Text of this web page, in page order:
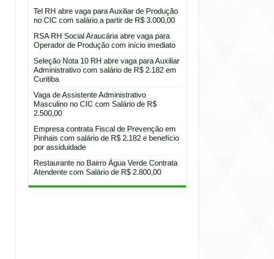
Tel RH abre vaga para Auxiliar de Produção
no CIC com salário a partir de R$ 3.000,00
RSA RH Social Araucária abre vaga para
Operador de Produção com início imediato
Seleção Nota 10 RH abre vaga para Auxiliar
Administrativo com salário de R$ 2.182 em
Curitiba
Vaga de Assistente Administrativo
Masculino no CIC com Salário de R$
2.500,00
Empresa contrata Fiscal de Prevenção em
Pinhais com salário de R$ 2.182 e benefício
por assiduidade
Restaurante no Bairro Água Verde Contrata
Atendente com Salário de R$ 2.800,00